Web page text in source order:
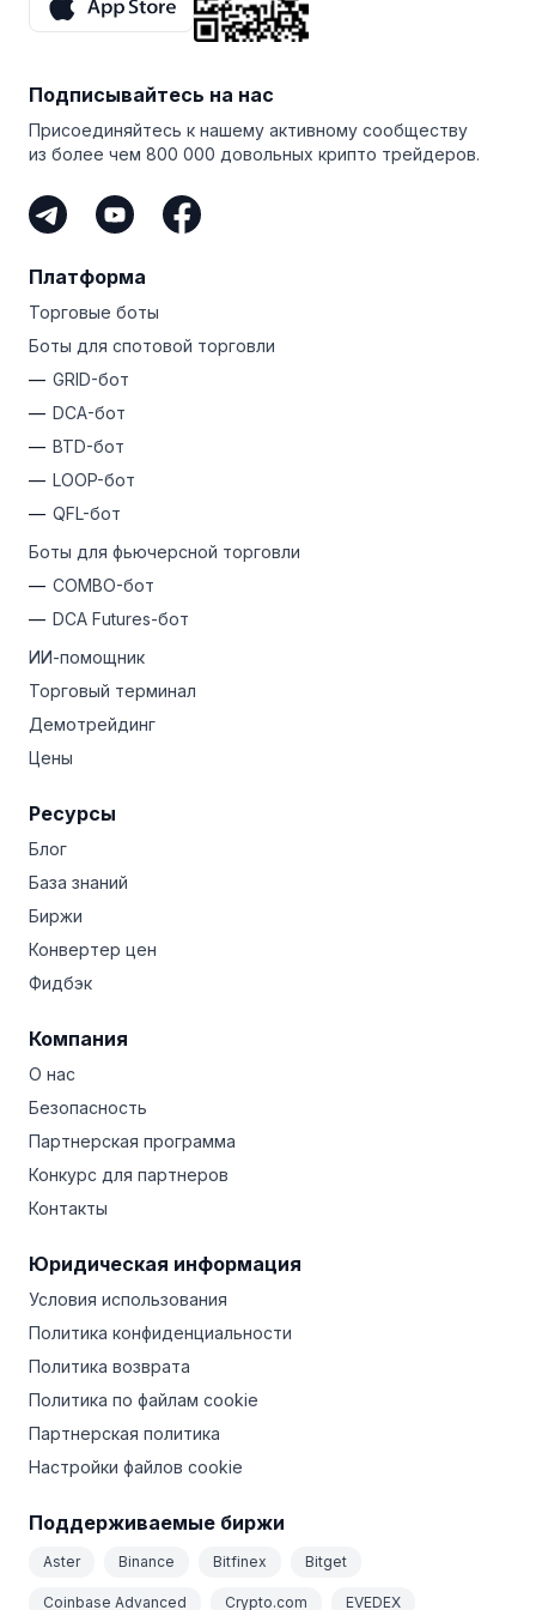
увеличивает призовой фонд, а 25 лучших партнеров
делят выигрыш.
чтобы зарабатывать на Bitsgap. Если у вас есть
аудитория и вы делитесь своей уникальной
ссылкой, вы можете стать партнером Bitsgap. Это
самый простой способ заработать криптовалюту,
не рискуя собственными деньгами.
Подписывайтесь на нас
Присоединяйтесь к нашему активному сообществу
из более чем 800 000 довольных крипто трейдеров.
Платформа
Торговые боты
Боты для спотовой торговли
GRID-бот
DCA-бот
BTD-бот
LOOP-бот
QFL-бот
Боты для фьючерсной торговли
COMBO-бот
DCA Futures-бот
ИИ-помощник
Торговый терминал
Демотрейдинг
Цены
Ресурсы
Блог
База знаний
Биржи
Конвертер цен
Фидбэк
Компания
О нас
Безопасность
Партнерская программа
Конкурс для партнеров
Контакты
Юридическая информация
Условия использования
Политика конфиденциальности
Политика возврата
Политика по файлам cookie
Партнерская политика
Настройки файлов cookie
Поддерживаемые биржи
Aster Binance Bitfinex Bitget
Coinbase Advanced Crypto.com EVEDEX